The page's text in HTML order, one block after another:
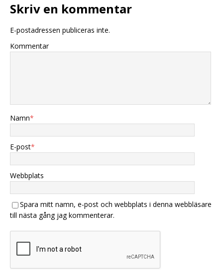
Skriv en kommentar
E-postadressen publiceras inte.
Kommentar
Namn*
E-post*
Webbplats
Spara mitt namn, e-post och webbplats i denna webbläsare
till nästa gång jag kommenterar.